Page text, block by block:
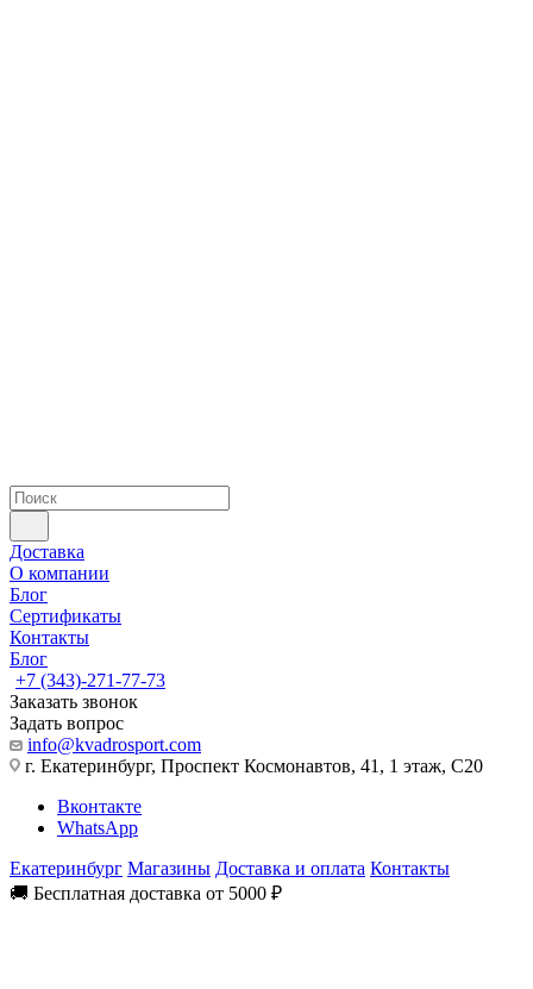
Доставка
О компании
Блог
Сертификаты
Контакты
Блог
+7 (343)-271-77-73
Заказать звонок
Задать вопрос
info@kvadrosport.com
г. Екатеринбург, Проспект Космонавтов, 41, 1 этаж, С20
Вконтакте
WhatsApp
Екатеринбург Магазины Доставка и оплата Контакты
🚚 Бесплатная доставка от 5000 ₽